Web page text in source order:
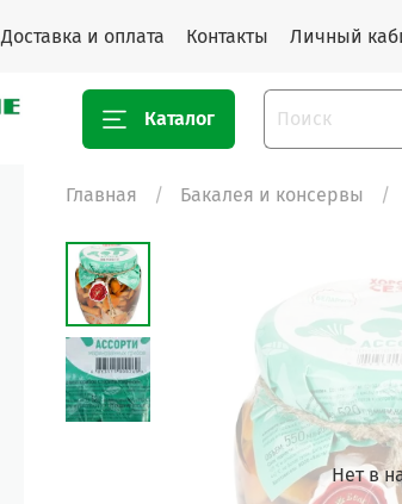
Доставка и оплата Контакты Личный
Каталог
Главная Бакалея и консервы
Нет в